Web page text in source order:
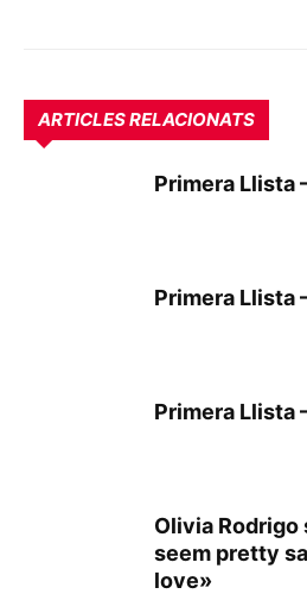
ARTICLES RELACIONATS
Primera Llista
Primera Llista
Primera Llista
Olivia Rodrigo
seem pretty
love»